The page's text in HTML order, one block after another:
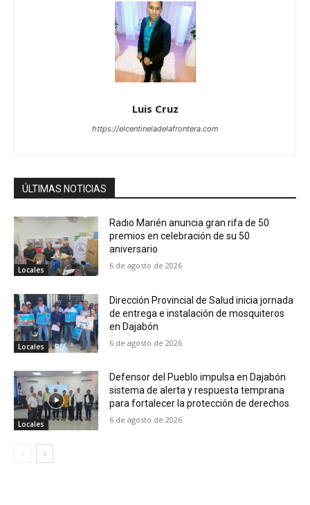
Luis Cruz
https://elcentineladelafrontera.com
ÚLTIMAS NOTICIAS
Locales
Radio Marién anuncia gran rifa de 50
premios en celebración de su 50
aniversario
6 de agosto de 2026
Locales
Dirección Provincial de Salud inicia jornada
de entrega e instalación de mosquiteros
en Dajabón
6 de agosto de 2026
Locales
Defensor del Pueblo impulsa en Dajabón
sistema de alerta y respuesta temprana
para fortalecer la protección de derechos
6 de agosto de 2026